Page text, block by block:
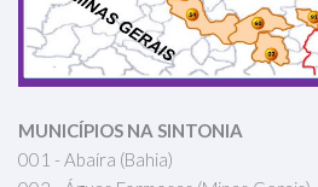
MUNICÍPIOS NA SINTONIA
001 - Abaíra (Bahia)